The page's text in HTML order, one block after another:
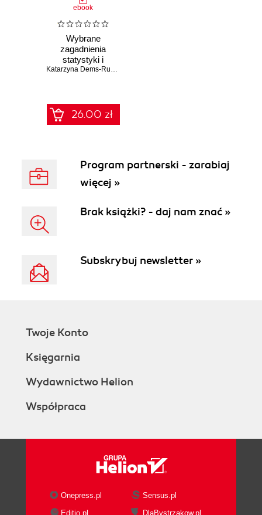
ebook
Wybrane
zagadnienia
statystyki i
rachunku
programie R
Katarzyna Dems-Rudnicka
26.00 zł
Program partnerski - zarabiaj
więcej »
Brak książki? - daj nam znać »
Subskrybuj newsletter »
Twoje Konto
Księgarnia
Wydawnictwo Helion
Współpraca
Onepress.pl
Sensus.pl
Editio.pl
DlaBystrzakow.pl